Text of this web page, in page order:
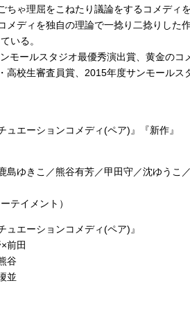
ちゃ理屈をこねたり議論をするコメディ
メディを独自の理論で一捻り二捻りした
いる。
モールスタジオ最優秀演出賞、黄金の
高校生審査員賞、2015年度サンモール
ュエーションコメディ(ペア)』『新作』
島ゆきこ／熊谷有芳／甲田守／沈ゆうこ
テイメント）
ュエーションコメディ(ペア)』
前田
谷
並